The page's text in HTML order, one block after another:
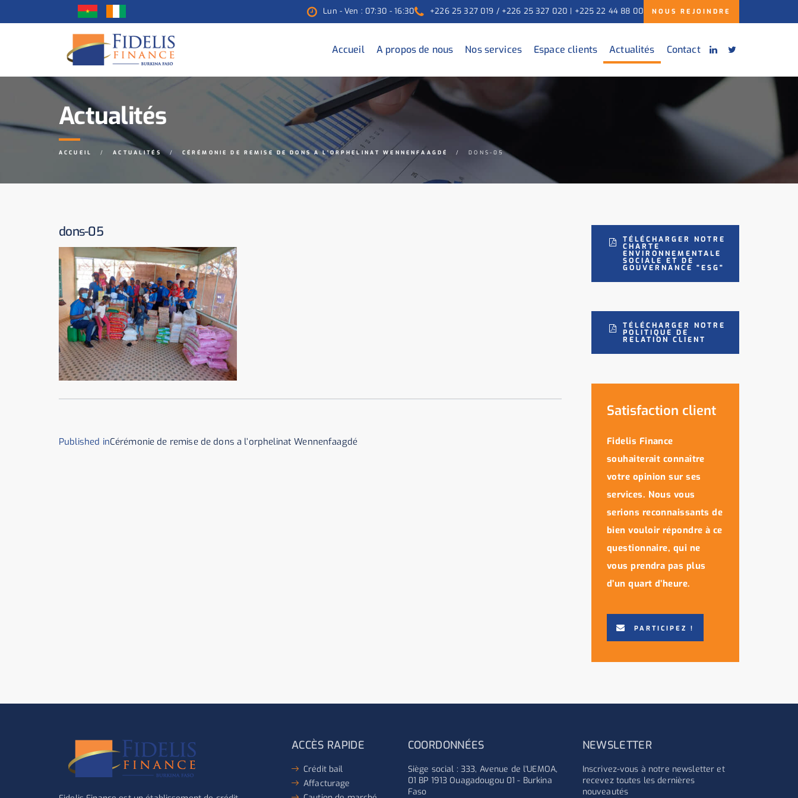
Lun - Ven : 07:30 - 16:30 +226 25 327 019 / +226 25 327 020 | +225 22 44 88 00 NOUS REJOINDRE
Accueil A propos de nous Nos services Espace clients Actualités Contact
Actualités
ACCUEIL ACTUALITÉS CÉRÉMONIE DE REMISE DE DONS A L’ORPHELINAT WENNENFAAGDÉ DONS-05
dons-05
Published inCérémonie de remise de dons a l’orphelinat Wennenfaagdé
TÉLÉCHARGER NOTRE
CHARTE
ENVIRONNEMENTALE
SOCIALE ET DE
GOUVERNANCE "ESG"
TÉLÉCHARGER NOTRE
POLITIQUE DE
RELATION CLIENT
Satisfaction client
Fidelis Finance
souhaiterait connaître
votre opinion sur ses
services. Nous vous
serions reconnaissants de
bien vouloir répondre à ce
questionnaire, qui ne
vous prendra pas plus
d’un quart d’heure.
PARTICIPEZ !
ACCÈS RAPIDE
Crédit bail
Affacturage
COORDONNÉES
Siège social : 333, Avenue de l'UEMOA,
01 BP 1913 Ouagadougou 01 - Burkina
Faso
NEWSLETTER
Inscrivez-vous à notre newsletter et
recevez toutes les dernières
nouveautés